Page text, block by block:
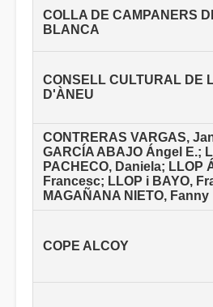
COLLA DE CAMPANERS
BLANCA
CONSELL CULTURAL DE
D'ÀNEU
CONTRERAS VARGAS,
GARCÍA ABAJO Ángel E.;
PACHECO, Daniela; LLOP
Francesc; LLOP i BAYO,
MAGAÑANA NIETO, Fanny
COPE ALCOY